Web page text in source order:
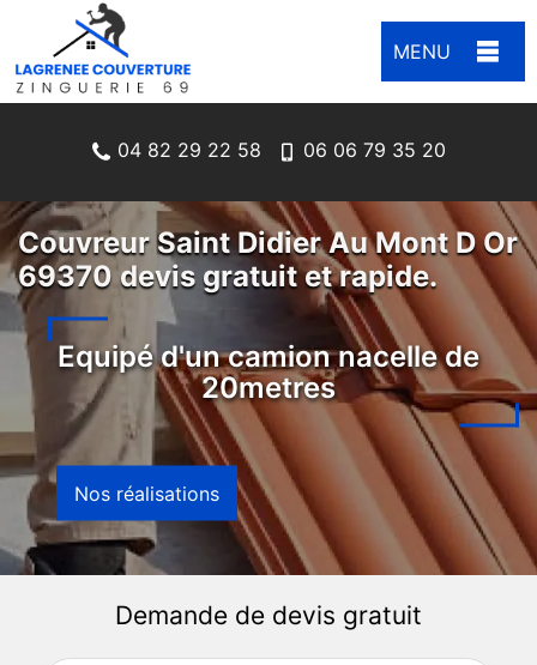
MENU
04 82 29 22 58 06 06 79 35 20
Couvreur Saint Didier Au Mont D Or
69370 devis gratuit et rapide.
Equipé d'un camion nacelle de
20metres
Nos réalisations
Demande de devis gratuit